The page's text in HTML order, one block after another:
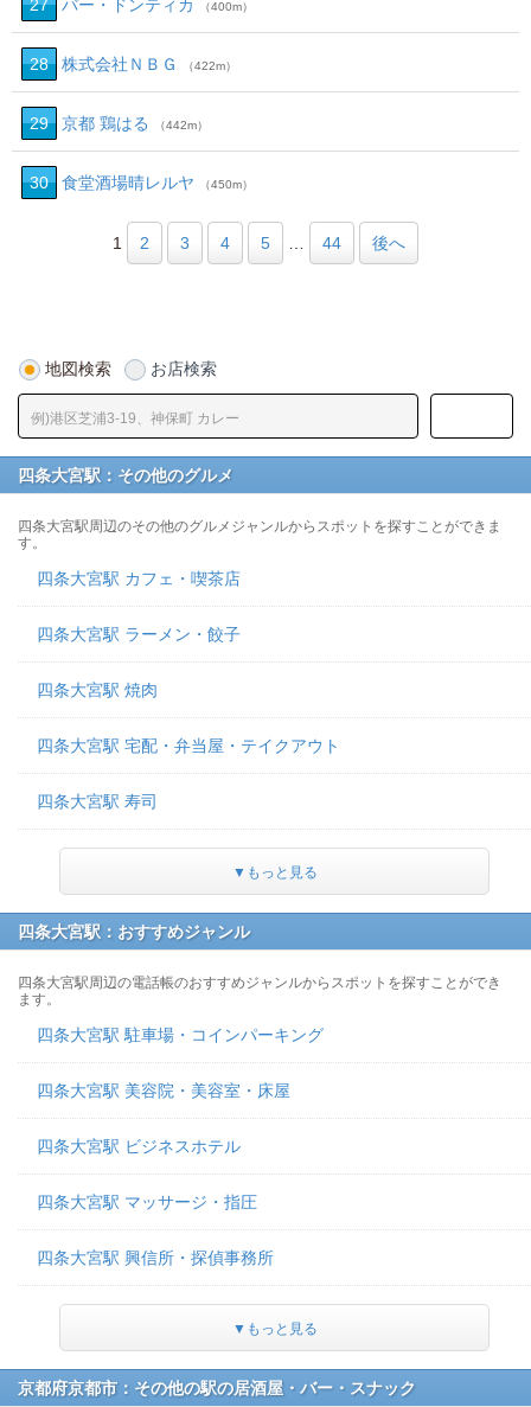
27 バー・ドンティカ （400m）
28 株式会社ＮＢＧ （422m）
29 京都 鶏はる （442m）
30 食堂酒場晴レルヤ （450m）
1 2 3 4 5 44 後へ
地図検索 お店検索
四条大宮駅：その他のグルメ
四条大宮駅周辺のその他のグルメジャンルからスポットを探すことができま
す。
四条大宮駅 カフェ・喫茶店
四条大宮駅 ラーメン・餃子
四条大宮駅 焼肉
四条大宮駅 宅配・弁当屋・テイクアウト
四条大宮駅 寿司
▼もっと見る
四条大宮駅：おすすめジャンル
四条大宮駅周辺の電話帳のおすすめジャンルからスポットを探すことができ
ます。
四条大宮駅 駐車場・コインパーキング
四条大宮駅 美容院・美容室・床屋
四条大宮駅 ビジネスホテル
四条大宮駅 マッサージ・指圧
四条大宮駅 興信所・探偵事務所
▼もっと見る
京都府京都市：その他の駅の居酒屋・バー・スナック